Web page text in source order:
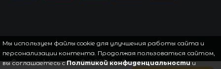
Copyrightsmart© 2021.Сайт управляется
Мы используем файлы cookie для улучшения работы сайта и
персонализации контента. Продолжая пользоваться сайтом,
вы соглашаетесь сПолитикой конфиденциальностии